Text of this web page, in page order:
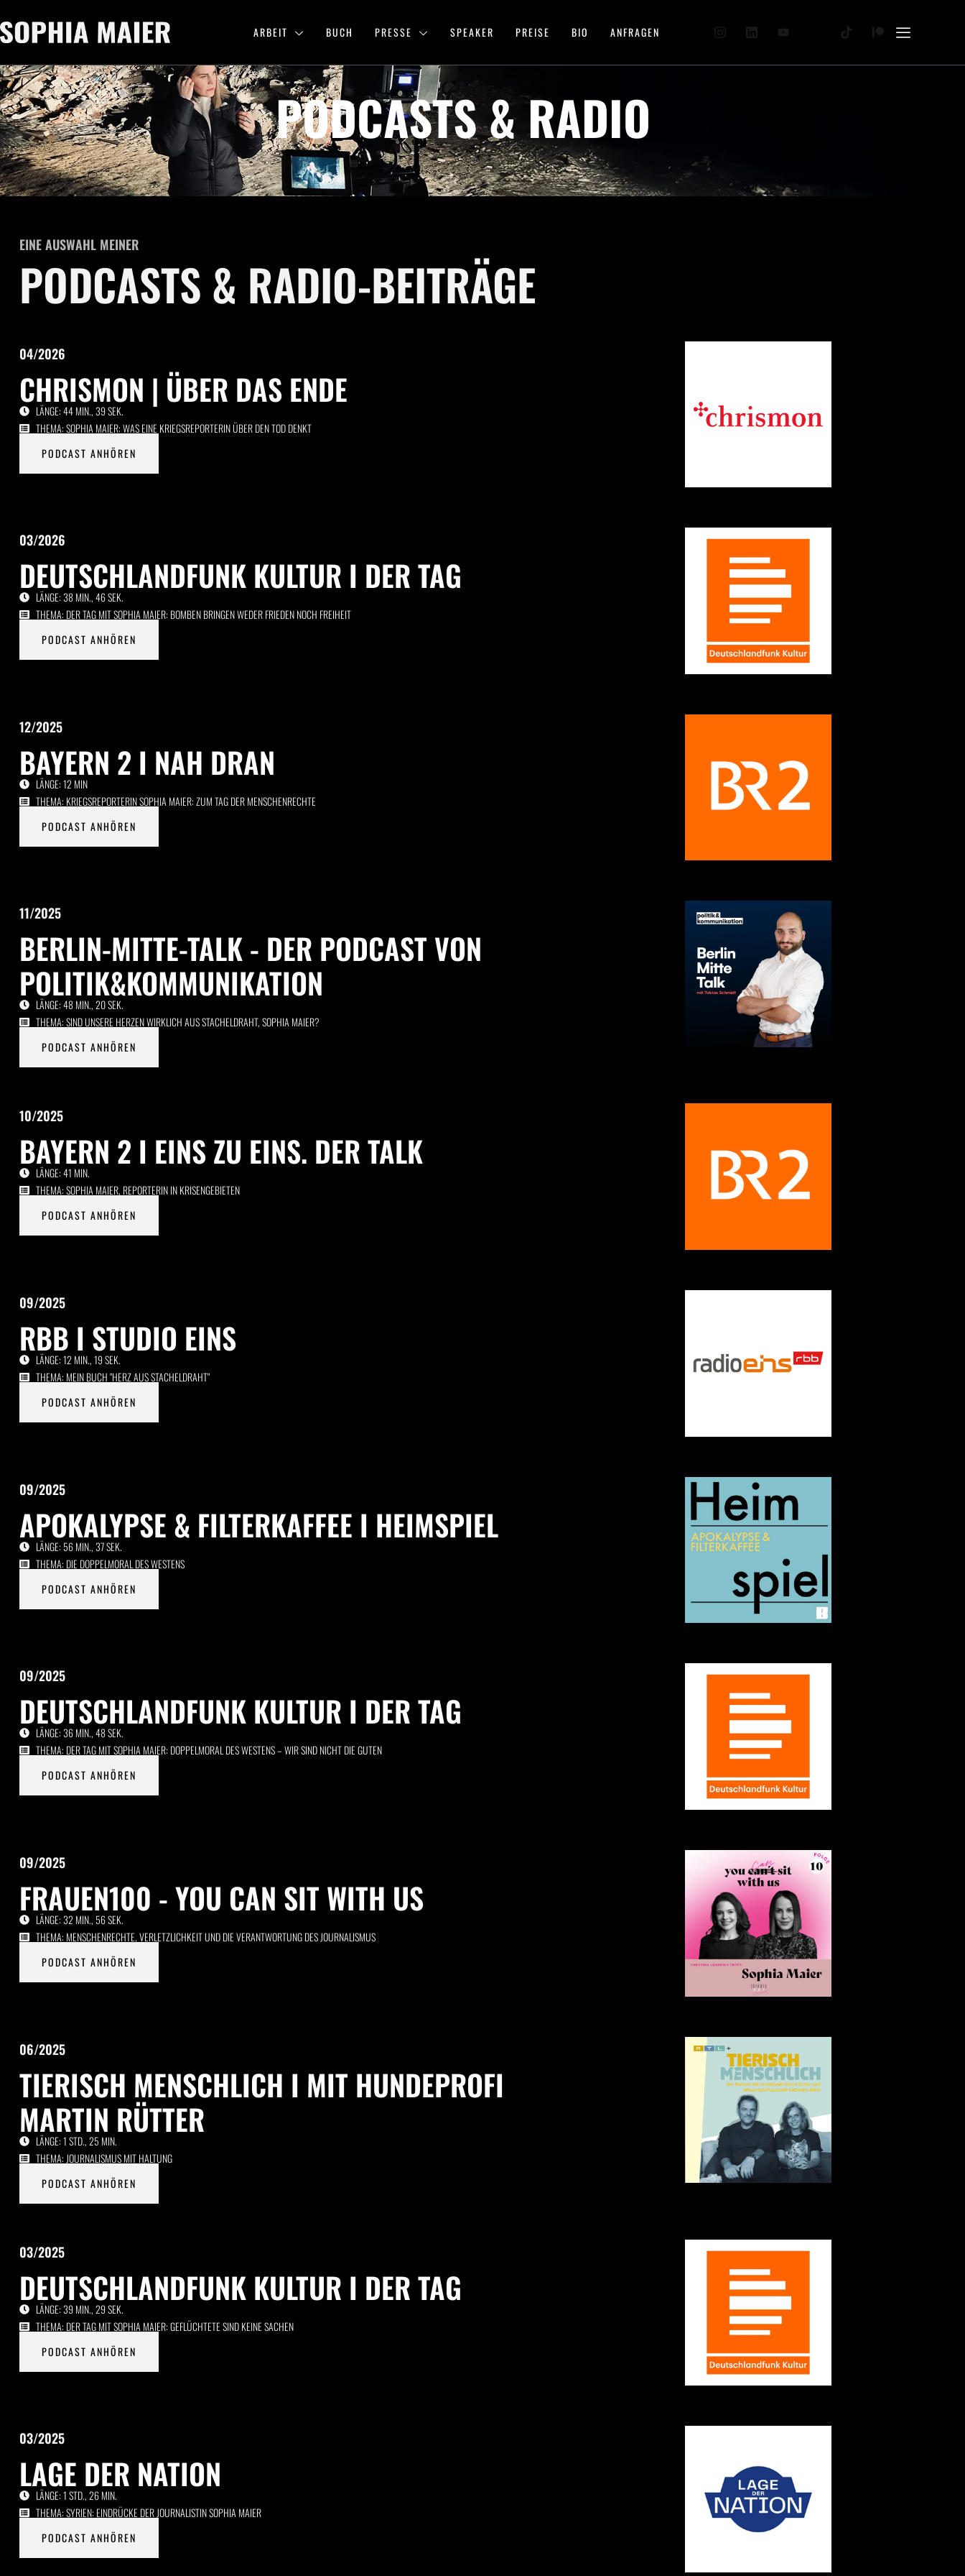
ARBEIT BUCH PRESSE SPEAKER PREISE BIO ANFRAGEN
PODCASTS & RADIO
EINE AUSWAHL MEINER
PODCASTS & RADIO-BEITRÄGE
04/2026
CHRISMON | ÜBER DAS ENDE
LÄNGE: 44 MIN., 39 SEK.
THEMA: SOPHIA MAIER: WAS EINE KRIEGSREPORTERIN ÜBER DEN TOD DENKT
PODCAST ANHÖREN
03/2026
DEUTSCHLANDFUNK KULTUR I DER TAG
LÄNGE: 38 MIN., 46 SEK.
THEMA: DER TAG MIT SOPHIA MAIER: BOMBEN BRINGEN WEDER FRIEDEN NOCH FREIHEIT
PODCAST ANHÖREN
12/2025
BAYERN 2 I NAH DRAN
LÄNGE: 12 MIN
THEMA: KRIEGSREPORTERIN SOPHIA MAIER: ZUM TAG DER MENSCHENRECHTE
PODCAST ANHÖREN
11/2025
BERLIN-MITTE-TALK - DER PODCAST VON
POLITIK&KOMMUNIKATION
LÄNGE: 48 MIN., 20 SEK.
THEMA: SIND UNSERE HERZEN WIRKLICH AUS STACHELDRAHT, SOPHIA MAIER?
PODCAST ANHÖREN
10/2025
BAYERN 2 I EINS ZU EINS. DER TALK
LÄNGE: 41 MIN.
THEMA: SOPHIA MAIER, REPORTERIN IN KRISENGEBIETEN
PODCAST ANHÖREN
09/2025
RBB I STUDIO EINS
LÄNGE: 12 MIN., 19 SEK.
THEMA: MEIN BUCH "HERZ AUS STACHELDRAHT"
PODCAST ANHÖREN
09/2025
APOKALYPSE & FILTERKAFFEE I HEIMSPIEL
LÄNGE: 56 MIN., 37 SEK.
THEMA: DIE DOPPELMORAL DES WESTENS
PODCAST ANHÖREN
09/2025
DEUTSCHLANDFUNK KULTUR I DER TAG
LÄNGE: 36 MIN., 48 SEK.
THEMA: DER TAG MIT SOPHIA MAIER: DOPPELMORAL DES WESTENS – WIR SIND NICHT DIE GUTEN
PODCAST ANHÖREN
09/2025
FRAUEN100 - YOU CAN SIT WITH US
LÄNGE: 32 MIN., 56 SEK.
THEMA: MENSCHENRECHTE, VERLETZLICHKEIT UND DIE VERANTWORTUNG DES JOURNALISMUS
PODCAST ANHÖREN
06/2025
TIERISCH MENSCHLICH I MIT HUNDEPROFI
MARTIN RÜTTER
LÄNGE: 1 STD., 25 MIN.
THEMA: JOURNALISMUS MIT HALTUNG
PODCAST ANHÖREN
03/2025
DEUTSCHLANDFUNK KULTUR I DER TAG
LÄNGE: 39 MIN., 29 SEK.
THEMA: DER TAG MIT SOPHIA MAIER: GEFLÜCHTETE SIND KEINE SACHEN
PODCAST ANHÖREN
03/2025
LAGE DER NATION
LÄNGE: 1 STD., 26 MIN.
THEMA: SYRIEN: EINDRÜCKE DER JOURNALISTIN SOPHIA MAIER
PODCAST ANHÖREN